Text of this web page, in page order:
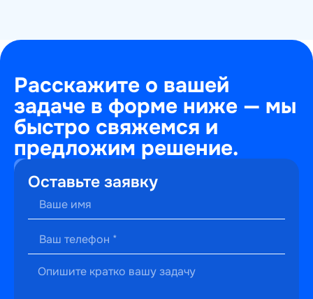
Расскажите о вашей
задаче в форме ниже — мы
быстро свяжемся и
предложим решение.
(495)
241-
22-
59
ул.
Оставьте заявку